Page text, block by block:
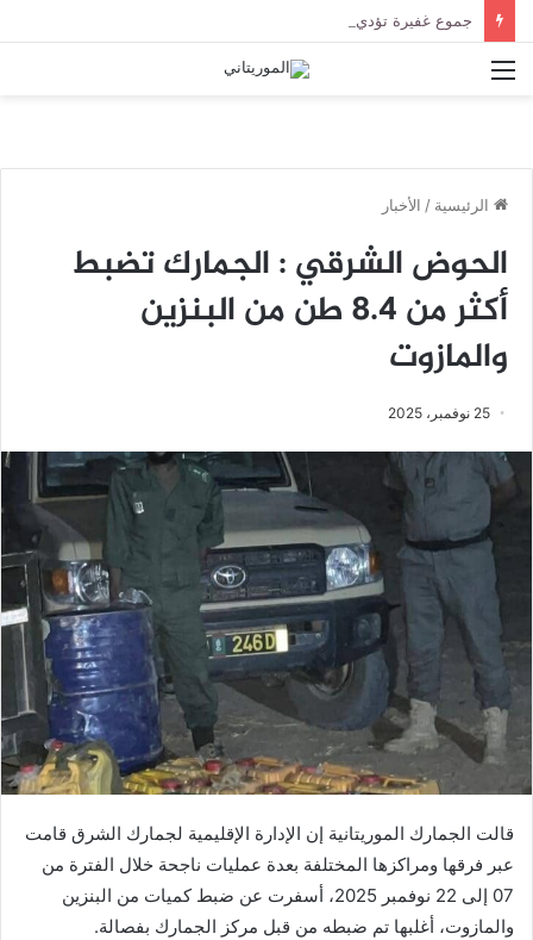
القائمة
الرئيسية / الأخبار
الحوض الشرقي : الجمارك تضبط
أكثر من 8.4 طن من البنزين
والمازوت
25 نوفمبر، 2025
قالت الجمارك الموريتانية إن الإدارة الإقليمية لجمارك الشرق قامت
عبر فرقها ومراكزها المختلفة بعدة عمليات ناجحة خلال الفترة من
07 إلى 22 نوفمبر 2025، أسفرت عن ضبط كميات من البنزين
والمازوت، أغلبها تم ضبطه من قبل مركز الجمارك بفصالة.